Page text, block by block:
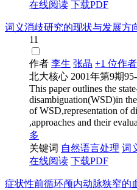
在线阅读 下载PDF
词义消歧研究的现状与发展方
11
作者 李生 张晶 +1 位作者
北大核心 2001年第9期
This paper outlines the
disambiguation(WSD)in
of WSD,representation of
,approaches and their
多
关键词 自然语言处理 词
在线阅读 下载PDF
症状性前循环颅内动脉狭窄的